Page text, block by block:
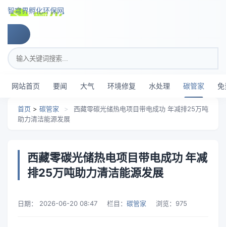
智穹界孵化环保网
搜索关键词
网站首页 要闻 大气 环境修复 水处理 碳管家 免
首页 > 碳管家 >
西藏零碳光储热电项目带电成功 年减排25万吨
助力清洁能源发展
西藏零碳光储热电项目带电成功 年减
排25万吨助力清洁能源发展
日期： 2026-06-20 08:47 栏目： 碳管家 浏览： 975